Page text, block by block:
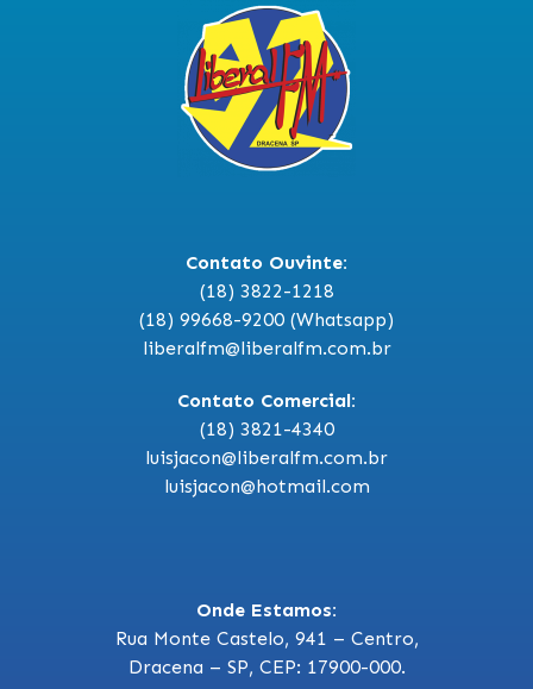
Contato Ouvinte:
(18) 3822-1218
(18) 99668-9200 (Whatsapp)
liberalfm@liberalfm.com.br
Contato Comercial:
(18) 3821-4340
luisjacon@liberalfm.com.br
luisjacon@hotmail.com
Onde Estamos:
Rua Monte Castelo, 941 – Centro,
Dracena – SP, CEP: 17900-000.